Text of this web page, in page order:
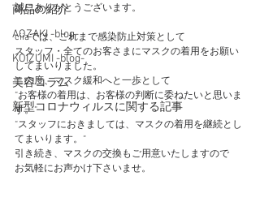
商品の紹介
AOZAKI -blog-
KOIZUMI -blog-
美容コラム
新型コロナウィルスに関する記事
誠にありがとうございます。
ciiaでは、これまで感染防止対策として
スタッフ・全てのお客さまにマスクの着用をお願い
してまいりました。
この度、マスク緩和へと一歩として
“お客様の着用は、お客様の判断に委ねたいと思いま
す。“
“スタッフにおきましては、マスクの着用を継続とし
てまいります。“
引き続き、マスクの交換もご用意いたしますので
お気軽にお声かけ下さいませ。